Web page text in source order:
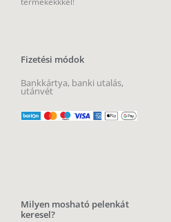
Fizetési módok
Bankkártya, banki utalás,
utánvét
Milyen mosható pelenkát
keresel?